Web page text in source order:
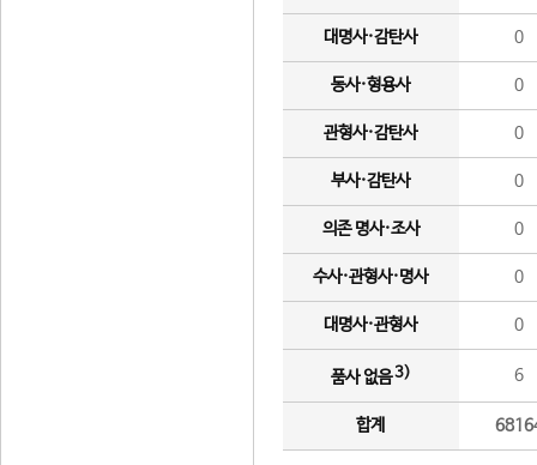
대명사·감탄사 0
동사·형용사 0
관형사·감탄사 0
부사·감탄사 0
의존 명사·조사 0
수사·관형사·명사 0
대명사·관형사 0
품사 없음3) 6
합계